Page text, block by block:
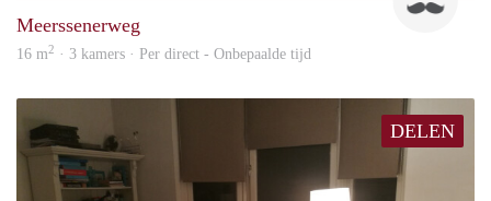
Meerssenerweg
16 m2 · 3 kamers · Per direct - Onbepaalde tijd
DELEN